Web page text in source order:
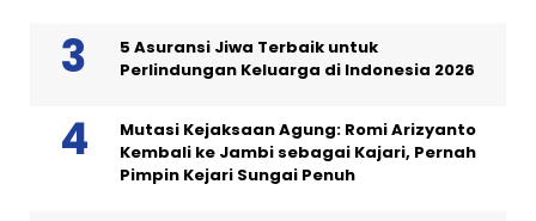
5 Asuransi Jiwa Terbaik untuk
Perlindungan Keluarga di Indonesia 2026
Mutasi Kejaksaan Agung: Romi Arizyanto
Kembali ke Jambi sebagai Kajari, Pernah
Pimpin Kejari Sungai Penuh